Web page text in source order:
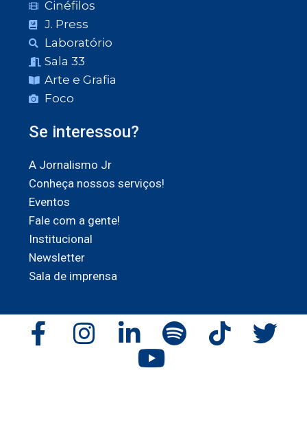
Cinéfilos
J. Press
Laboratório
Sala 33
Arte e Grafia
Foco
Se interessou?
A Jornalismo Jr
Conheça nossos serviços!
Eventos
Fale com a gente!
Institucional
Newsletter
Sala de imprensa